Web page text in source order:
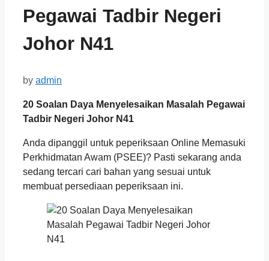
Pegawai Tadbir Negeri
Johor N41
by admin
20 Soalan Daya Menyelesaikan Masalah Pegawai
Tadbir Negeri Johor N41
Anda dipanggil untuk peperiksaan Online Memasuki
Perkhidmatan Awam (PSEE)? Pasti sekarang anda
sedang tercari cari bahan yang sesuai untuk
membuat persediaan peperiksaan ini.